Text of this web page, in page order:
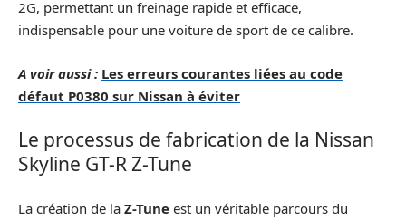
2G, permettant un freinage rapide et efficace,
indispensable pour une voiture de sport de ce calibre.
A voir aussi : Les erreurs courantes liées au code
défaut P0380 sur Nissan à éviter
Le processus de fabrication de la Nissan
Skyline GT-R Z-Tune
La création de la Z-Tune est un véritable parcours du